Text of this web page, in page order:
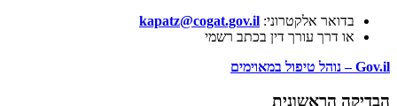
בדואר אלקטרוני: kapatz@cogat.gov.il
או דרך עורך דין בכתב רשמי
Gov.il – נוהל טיפול במאוימים
הבדיקה הראשונית